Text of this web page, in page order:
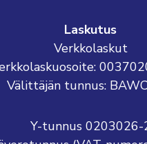
Laskutus
Verkkolaskut
Välittäjän tunnus:
Y-tunnus 0203026-